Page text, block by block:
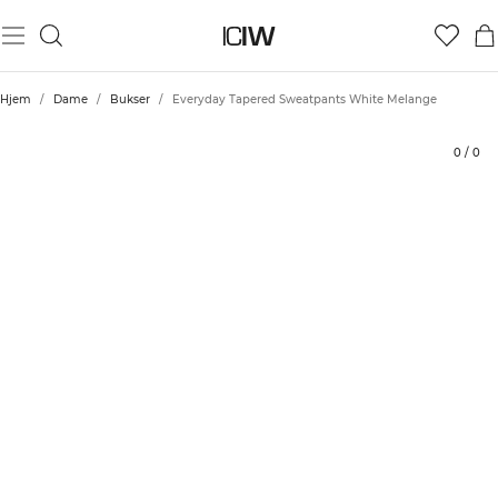
Hjem / Dame / Bukser / Everyday Tapered Sweatpants White Melange
0 / 0